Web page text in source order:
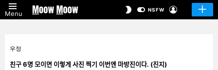
Menu
SWITCHNSFW
우정
친구 6명 모이면 이렇게 사진 찍기 이번엔 마방진이다. (진지)